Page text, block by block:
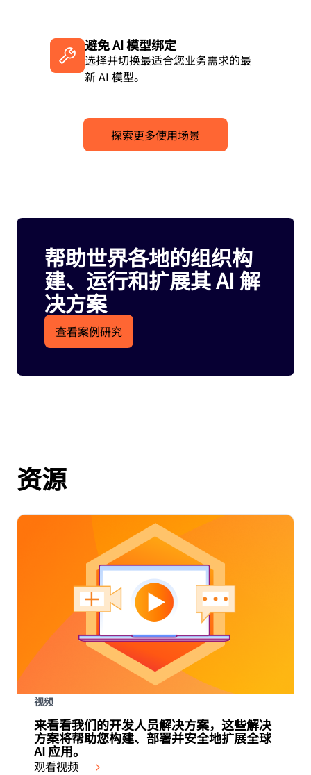
避免 AI 模型绑定
选择并切换最适合您业务需求的最
新 AI 模型。
探索更多使用场景
帮助世界各地的组织构
建、运行和扩展其 AI 解
决方案
查看案例研究
资源
视频
来看看我们的开发人员解决方案，这些解决
方案将帮助您构建、部署并安全地扩展全球
AI 应用。
观看视频